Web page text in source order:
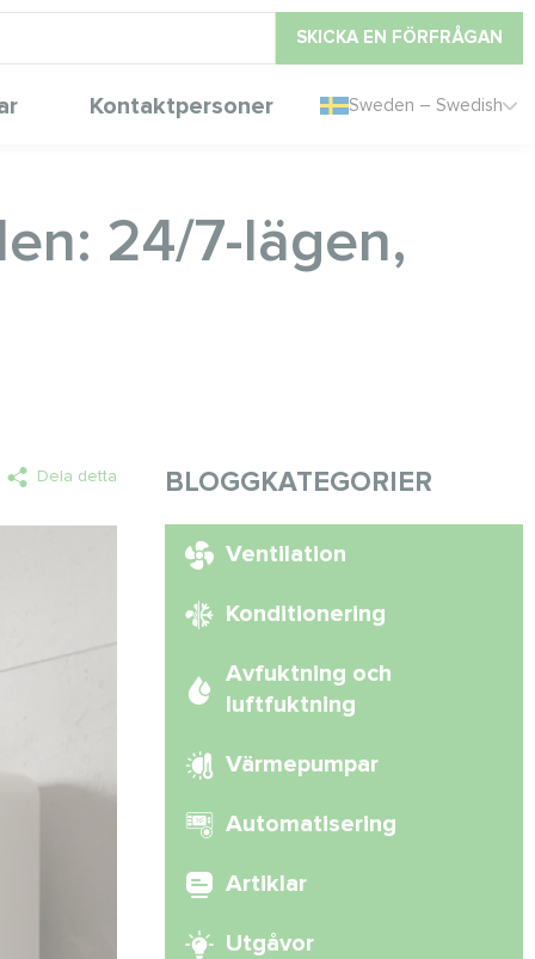
SKICKA EN FÖRFRÅGAN
Kontaktpersoner Sweden – Swedish
24/7-lägen,
Dela detta BLOGGKATEGORIER
Ventilation
Konditionering
Avfuktning och
luftfuktning
Värmepumpar
Automatisering
Artiklar
Utgåvor